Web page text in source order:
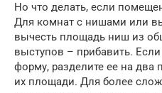
Но что делать, если
Для комнат с нишами или
вычесть площадь ниш из
выступов – прибавить.
форму, разделите ее на два
их площади. Для более